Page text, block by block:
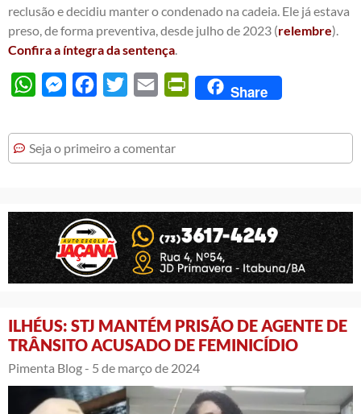
reclusão e decidiu manter o condenado na cadeia. Ele já estava
preso, de forma preventiva, desde julho de 2023 (relembre).
Confira a íntegra da sentença.
WhatsAppMessengerFacebook
Twitter Email PrintFriendly
Share
Seja o primeiro a comentar
ILHÉUS: STJ MANTÉM PRISÃO DE AGENTE DE
TRÂNSITO ACUSADO DE FEMINICÍDIO
Pimenta Blog - 5 de março de 2024